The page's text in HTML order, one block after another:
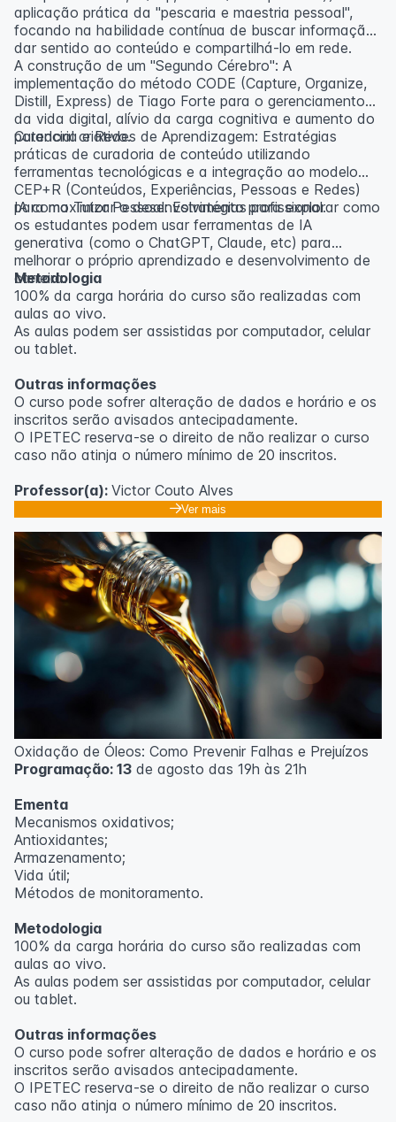
aplicação prática da "pescaria e maestria pessoal",
focando na habilidade contínua de buscar informação,
dar sentido ao conteúdo e compartilhá-lo em rede.
A construção de um "Segundo Cérebro": A
implementação do método CODE (Capture, Organize,
Distill, Express) de Tiago Forte para o gerenciamento
da vida digital, alívio da carga cognitiva e aumento do
potencial criativo.
Curadoria e Redes de Aprendizagem: Estratégias
práticas de curadoria de conteúdo utilizando
ferramentas tecnológicas e a integração ao modelo
CEP+R (Conteúdos, Experiências, Pessoas e Redes)
para maximizar o desenvolvimento profissional.
IA como Tutor Pessoal: Estratégias para explorar como
os estudantes podem usar ferramentas de IA
generativa (como o ChatGPT, Claude, etc) para
melhorar o próprio aprendizado e desenvolvimento de
carreira.
Metodologia
100% da carga horária do curso são realizadas com
aulas ao vivo.
As aulas podem ser assistidas por computador, celular
ou tablet.
Outras informações
O curso pode sofrer alteração de dados e horário e os
inscritos serão avisados ​​antecipadamente.
O IPETEC reserva-se o direito de não realizar o curso
caso não atinja o número mínimo de 20 inscritos.
Professor(a): Victor Couto Alves
Ver mais
Oxidação de Óleos: Como Prevenir Falhas e Prejuízos
Programação: 13 de agosto das 19h às 21h
Ementa
Mecanismos oxidativos;
Antioxidantes;
Armazenamento;
Vida útil;
Métodos de monitoramento.
Metodologia
100% da carga horária do curso são realizadas com
aulas ao vivo.
As aulas podem ser assistidas por computador, celular
ou tablet.
Outras informações
O curso pode sofrer alteração de dados e horário e os
inscritos serão avisados ​​antecipadamente.
O IPETEC reserva-se o direito de não realizar o curso
caso não atinja o número mínimo de 20 inscritos.